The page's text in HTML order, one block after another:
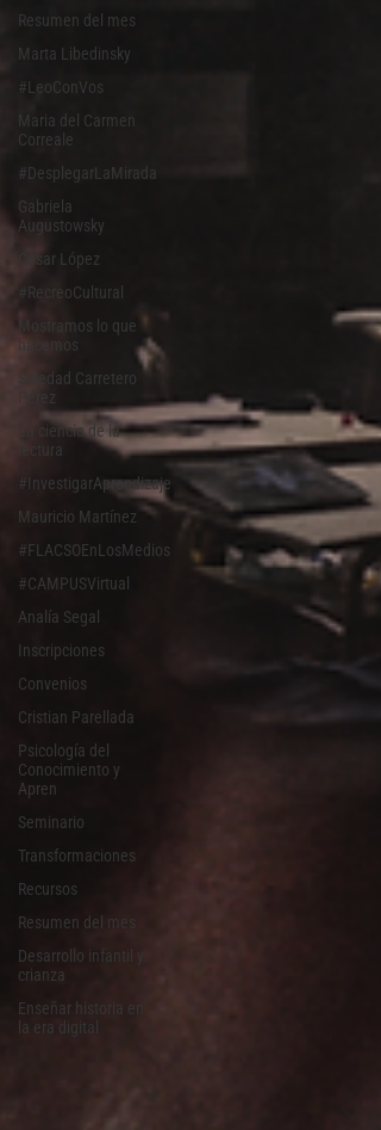
Resumen del mes
Marta Libedinsky
#LeoConVos
Maria del Carmen
Correale
#DesplegarLaMirada
Gabriela
Augustowsky
César López
#RecreoCultural
Mostramos lo que
hacemos
Soledad Carretero
Perez
La ciencia de la
lectura
#InvestigarAprendizaje
Mauricio Martínez
#FLACSOEnLosMedios
#CAMPUSVirtual
Analía Segal
Inscripciones
Convenios
Cristian Parellada
Psicología del
Conocimiento y
Apren
Seminario
Transformaciones
Recursos
Resumen del mes
Desarrollo infantil y
crianza
Enseñar historia en
la era digital